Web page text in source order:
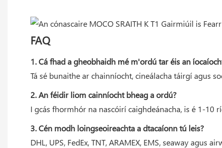
FAQ
1. Cá fhad a gheobhaidh mé m'ordú tar éis an
Tá sé bunaithe ar chainníocht, cineálacha táirgí agus
2. An féidir liom cainníocht bheag a ordú?
I gcás fhormhór na nascóirí caighdeánacha, is é 1-
3. Cén modh loingseoireachta a dtacaíonn tú leis?
DHL, UPS, FedEx, TNT, ARAMEX, EMS, seaway